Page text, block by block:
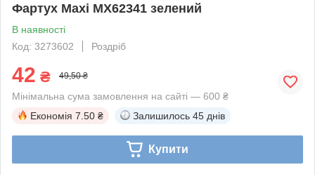
Фартух Maxi MX62341 зелений
В наявності
Код: 3273602
Роздріб
42 ₴ 49,50 ₴
Мінімальна сума замовлення на сайті — 600 ₴
Економія 7.50 ₴ Залишилось 45 днів
Купити